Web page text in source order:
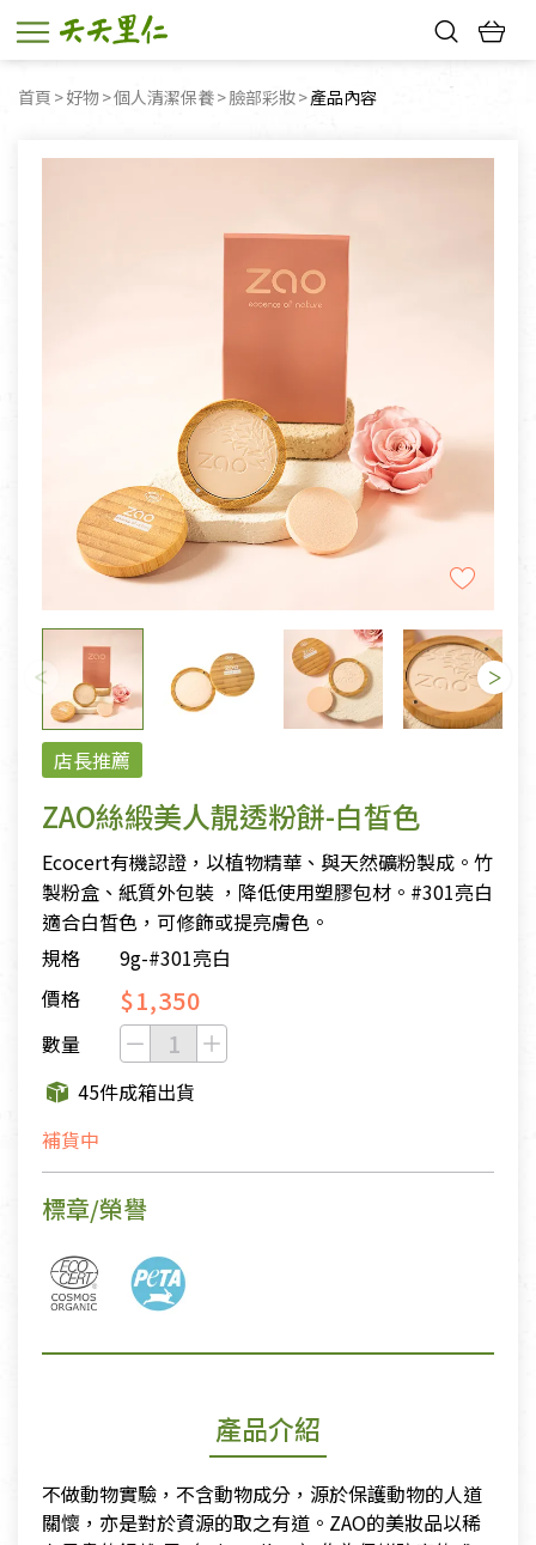
首頁 好物 個人清潔保養 臉部彩妝 目前頁面：
產品內容
店長推薦
ZAO絲緞美人靚透粉餅-白皙色
Ecocert有機認證，以植物精華、與天然礦粉製成。竹
製粉盒、紙質外包裝 ，降低使用塑膠包材。#301亮白
適合白皙色，可修飾或提亮膚色。
規格
9g-#301亮白
價格
$1,350
數量
45件成箱出貨
補貨中
標章/榮譽
產品介紹
不做動物實驗，不含動物成分，源於保護動物的人道
關懷，亦是對於資源的取之有道。ZAO的美妝品以稀